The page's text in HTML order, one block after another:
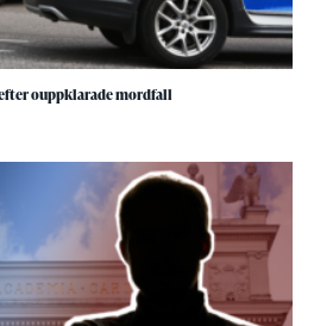
ouppklarade mordfall